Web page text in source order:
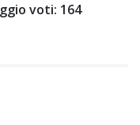
voti: 164